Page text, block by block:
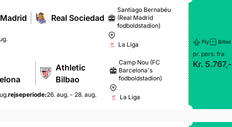
Real Sociedad
Santiago Bernabéu
(Real Madrid
fodboldstadion)
La Liga
Athletic
Bilbao
rejseperiode:26. aug. - 28. aug.
Camp Nou (FC
Barcelona's
fodboldstadion)
La Liga
Fly Billet
pr. pers. fra
Kr. 5.767,-